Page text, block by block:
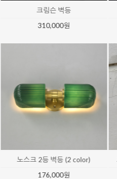
모아트 임페리얼 샹들리에
8,260,000원